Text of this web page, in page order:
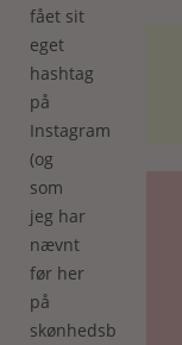
fået sit
eget
hashtag
på
Instagram
(og
som
jeg har
nævnt
før her
på
skønhedsbloggen),